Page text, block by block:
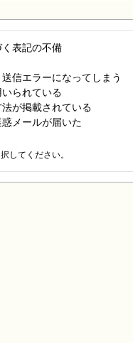
表記の不備
信エラーになってしまう
られている
が掲載されている
メールが届いた
してください。